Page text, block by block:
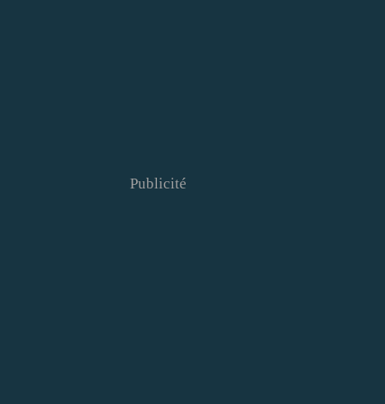
Publicité